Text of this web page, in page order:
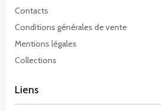
Contacts
Conditions générales de vente
Mentions légales
Collections
Liens